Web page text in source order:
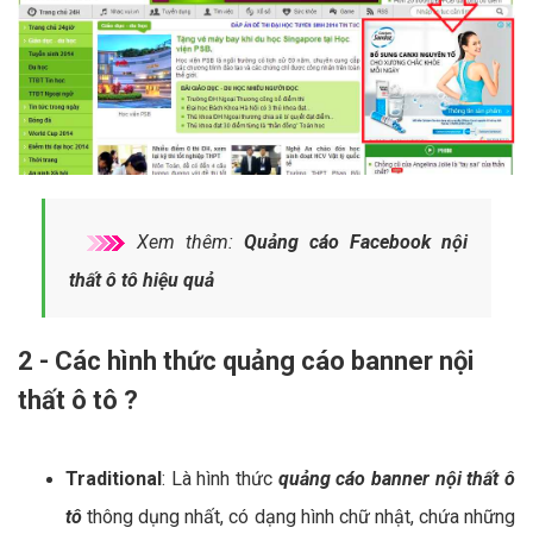
Xem thêm: Quảng cáo Facebook nội
thất ô tô hiệu quả
2 - Các hình thức quảng cáo banner nội
thất ô tô ?
Traditional : Là hình thức quảng cáo banner nội thất ô
tô thông dụng nhất, có dạng hình chữ nhật, chứa những